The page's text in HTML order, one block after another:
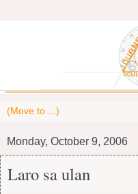
Monday, October 9, 2006
Laro sa ulan